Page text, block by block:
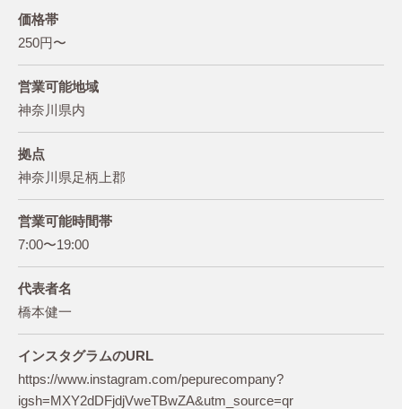
価格帯
250円〜
営業可能地域
神奈川県内
拠点
神奈川県足柄上郡
営業可能時間帯
7:00〜19:00
代表者名
橋本健一
インスタグラムのURL
https://www.instagram.com/pepurecompany?
igsh=MXY2dDFjdjVweTBwZA&utm_source=qr